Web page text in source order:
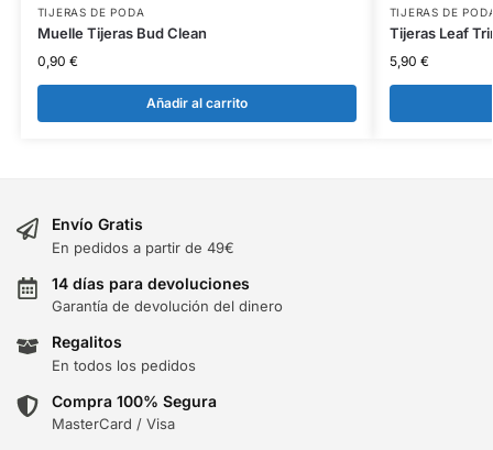
TIJERAS DE PODA
Muelle Tijeras Bud Clean
0,90 €
Añadir al carrito
TIJERAS DE
Tijeras Leaf
5,90 €
Envío Gratis
En pedidos a partir de 49€
14 días para devoluciones
Garantía de devolución del dinero
Regalitos
En todos los pedidos
Compra 100% Segura
MasterCard / Visa